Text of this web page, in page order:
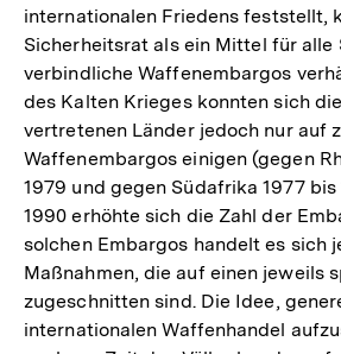
internationalen Friedens feststellt,
Sicherheitsrat als ein Mittel für alle
verbindliche Waffenembargos
des Kalten Krieges konnten sich
vertretenen Länder jedoch nur auf
Waffenembargos einigen (gegen
1979 und gegen Südafrika 1977
1990 erhöhte sich die Zahl der
solchen Embargos handelt es sich
Maßnahmen, die auf einen jeweils
zugeschnitten sind. Die Idee,
internationalen Waffenhandel